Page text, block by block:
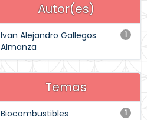
Autor(es)
1
Ivan Alejandro Gallegos
Almanza
Temas
1
Biocombustibles